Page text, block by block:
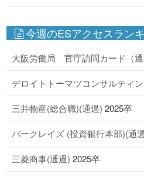
今週のESアクセスラン
大阪労働局 官庁訪問カード（通
デロイトトーマツコンサルティ
三井物産(総合職)(通過) 2025卒
バークレイズ (投資銀行本部)(通
三菱商事(通過) 2025卒